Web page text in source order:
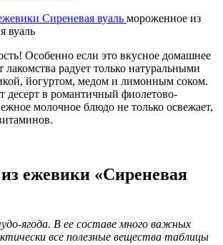
мороженное из
вуаль
Особенно если это вкусное домашнее
радует только натуральными
йогуртом, медом и лимонным соком.
десерт в романтичный фиолетово-
молочное блюдо не только освежает,
ежевики «Сиреневая
ягода. В ее составе много важных
все полезные вещества таблицы